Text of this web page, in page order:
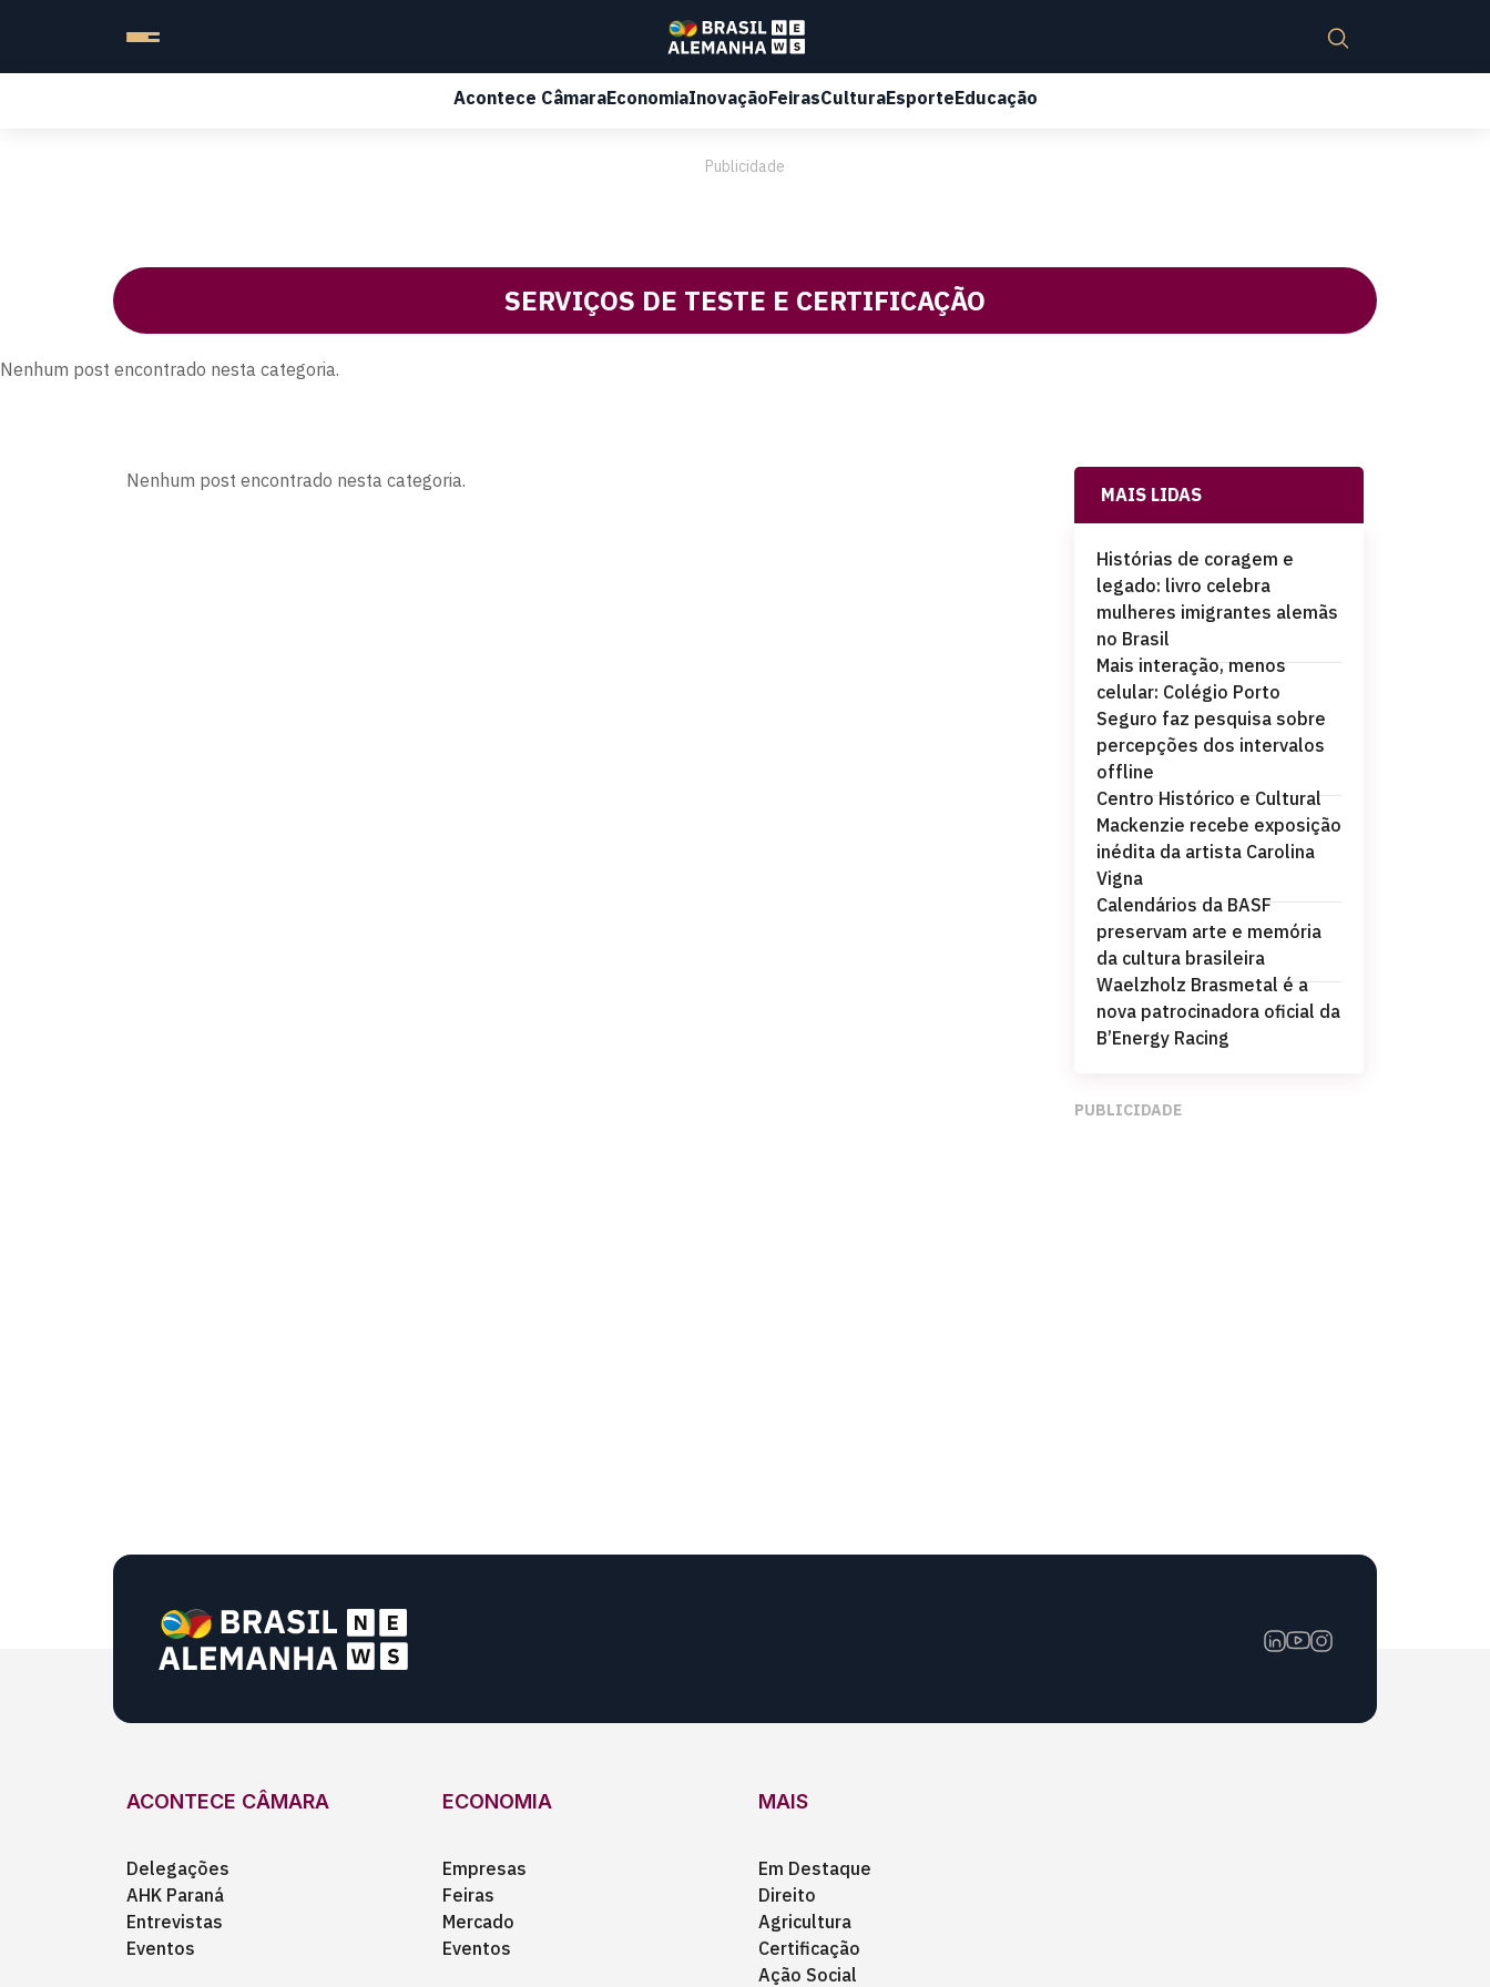
Acontece CâmaraEconomiaInovaçãoFeirasCulturaEsporteEducação
Publicidade
SERVIÇOS DE TESTE E CERTIFICAÇÃO
Nenhum post encontrado nesta categoria.
Nenhum post encontrado nesta categoria.
MAIS LIDAS
Histórias de coragem e
legado: livro celebra
mulheres imigrantes alemãs
no Brasil
Mais interação, menos
celular: Colégio Porto
Seguro faz pesquisa sobre
percepções dos intervalos
offline
Centro Histórico e Cultural
Mackenzie recebe exposição
inédita da artista Carolina
Vigna
Calendários da BASF
preservam arte e memória
da cultura brasileira
Waelzholz Brasmetal é a
nova patrocinadora oficial da
B’Energy Racing
PUBLICIDADE
ACONTECE CÂMARA
Delegações
AHK Paraná
Entrevistas
Eventos
ECONOMIA
Empresas
Feiras
Mercado
Eventos
MAIS
Em Destaque
Direito
Agricultura
Certificação
Ação Social